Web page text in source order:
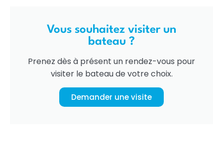
Vous souhaitez visiter un
bateau ?
Prenez dès à présent un rendez-vous pour
visiter le bateau de votre choix.
Demander une visite